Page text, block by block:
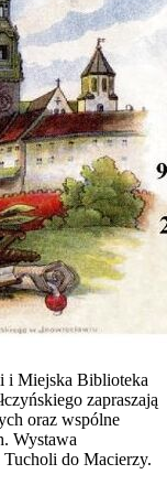
i Miejska Biblioteka
zapraszają
oraz wspólne
Wystawa
do Macierzy.